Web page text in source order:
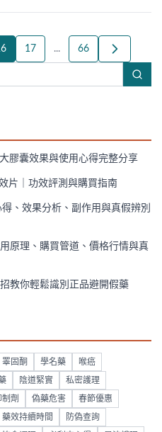
17 ... 66
膠囊效果與使用心得完整分享
片｜功效評測與購買指南
、效果分析、副作用與真假辨別
原理、購買管道、價格行情與真
教你輕鬆識別正品避開假藥
睪固酮 學名藥 喉癌
陰道緊實 私密護理
制劑 偽藥危害 春節優惠
藥效持續時間 防偽查詢